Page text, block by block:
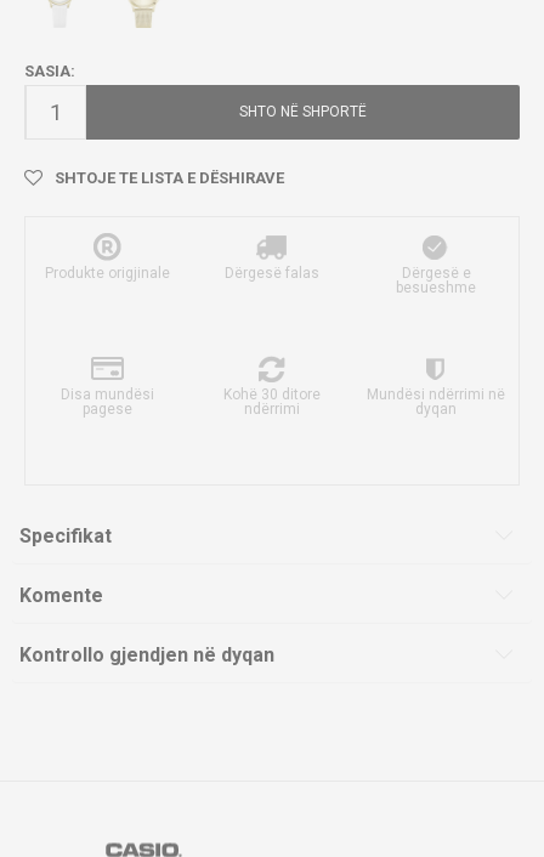
SASIA:
SHTO NË SHPORTË
SHTOJE TE LISTA E DËSHIRAVE
Produkte origjinale Dërgesë falas
Dërgesë e
besueshme
Disa mundësi
pagese
Kohë 30 ditore
ndërrimi
Mundësi ndërrimi në
dyqan
Specifikat
Komente
Kontrollo gjendjen në dyqan